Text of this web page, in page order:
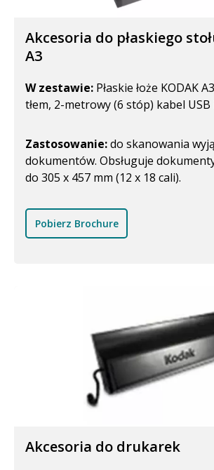
Akcesoria do płaskiego
A3
W zestawie: Płaskie łoże KODAK
tłem, 2-metrowy (6 stóp) kabel USB
Zastosowanie:do skanowania
dokumentów. Obsługuje
do 305 x 457 mm (12 x 18 cali).
Pobierz Brochure
Akcesoria do drukarek